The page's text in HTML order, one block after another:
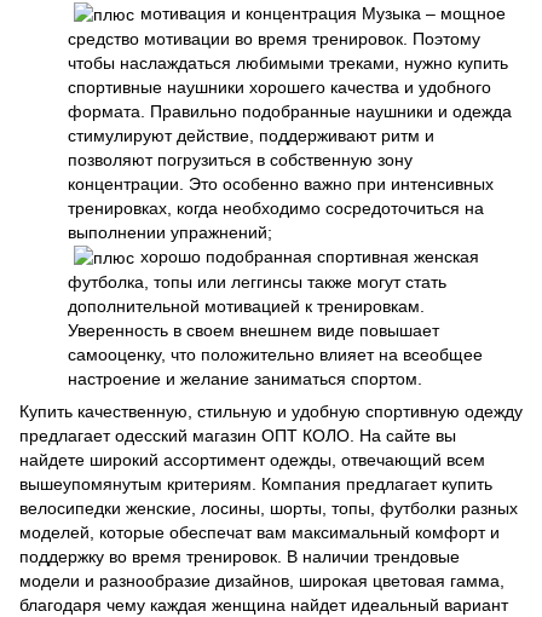
мотивация и концентрация Музыка – мощное
средство мотивации во время тренировок. Поэтому
чтобы наслаждаться любимыми треками, нужно купить
спортивные наушники хорошего качества и удобного
формата. Правильно подобранные наушники и одежда
стимулируют действие, поддерживают ритм и
позволяют погрузиться в собственную зону
концентрации. Это особенно важно при интенсивных
тренировках, когда необходимо сосредоточиться на
выполнении упражнений;
хорошо подобранная спортивная женская
футболка, топы или леггинсы также могут стать
дополнительной мотивацией к тренировкам.
Уверенность в своем внешнем виде повышает
самооценку, что положительно влияет на всеобщее
настроение и желание заниматься спортом.
Купить качественную, стильную и удобную спортивную одежду
предлагает одесский магазин ОПТ КОЛО. На сайте вы
найдете широкий ассортимент одежды, отвечающий всем
вышеупомянутым критериям. Компания предлагает купить
велосипедки женские, лосины, шорты, топы, футболки разных
моделей, которые обеспечат вам максимальный комфорт и
поддержку во время тренировок. В наличии трендовые
модели и разнообразие дизайнов, широкая цветовая гамма,
благодаря чему каждая женщина найдет идеальный вариант